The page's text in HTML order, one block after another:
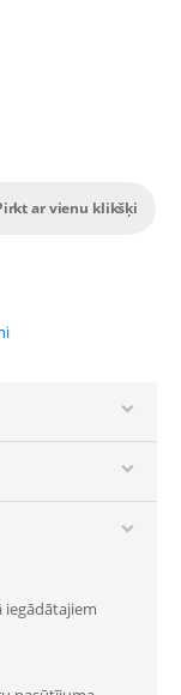
ar vienu klikšķi